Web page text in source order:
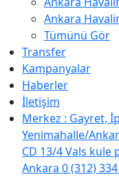
Ankara
Tümünü Gör
Transfer
Kampanyalar
Haberler
İletişim
Merkez : Gayret,
Yenimahalle/
CD 13/4 Vals
Ankara 0 (312)